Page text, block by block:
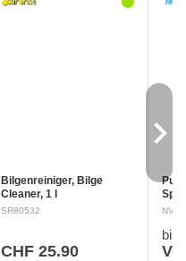
Bilgenreiniger, Bilge
Cleaner, 1 l
Sicherheitsdatenblatt
Augenschäden. EUH208
SR80532
CHF 25.90
bis
navigate_next